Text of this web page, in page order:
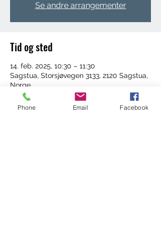
Se andre arrangementer
Tid og sted
14. feb. 2025, 10:30 – 11:30
Sagstua, Storsjøvegen 3133, 2120 Sagstua,
Norge
Phone Email Facebook